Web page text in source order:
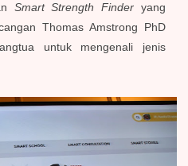
Smart Strength Finder yang
Thomas Amstrong PhD
untuk mengenali jenis